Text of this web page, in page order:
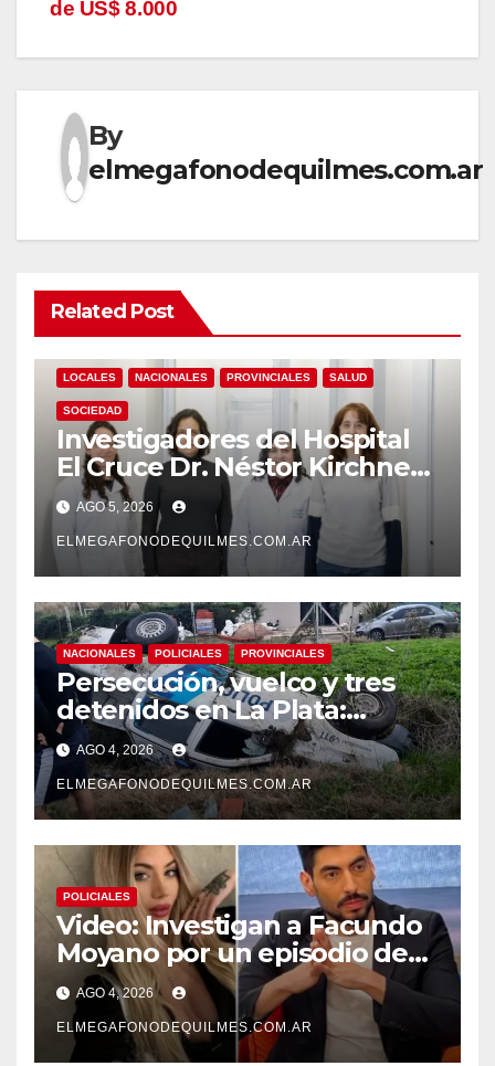
de US$ 8.000
By
elmegafonodequilmes.com.ar
Related Post
LOCALES NACIONALES PROVINCIALES SALUD
SOCIEDAD
Investigadores del Hospital
El Cruce Dr. Néstor Kirchner
desarrollan un estudio
pionero sobre el
envejecimiento cerebral y las
demencias
AGO 5, 2026
ELMEGAFONODEQUILMES.COM.AR
NACIONALES POLICIALES PROVINCIALES
Persecución, vuelco y tres
detenidos en La Plata:
recuperaron motos robadas
tras un operativo policial
AGO 4, 2026
ELMEGAFONODEQUILMES.COM.AR
POLICIALES
Video: Investigan a Facundo
Moyano por un episodio de
presunta violencia de género
AGO 4, 2026
ELMEGAFONODEQUILMES.COM.AR